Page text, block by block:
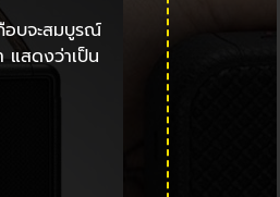
อบจะสมบูรณ์
แสดงว่าเป็น